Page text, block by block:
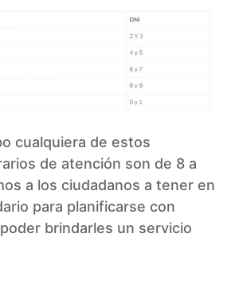
cualquiera de estos
de atención son de 8 a
a los ciudadanos a tener en
para planificarse con
brindarles un servicio